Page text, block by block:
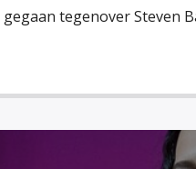
tegenover Steven